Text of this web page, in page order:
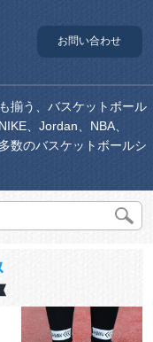
お問い合わせ
揃う、バスケットボール
、Jordan、NBA、
数のバスケットボールシ